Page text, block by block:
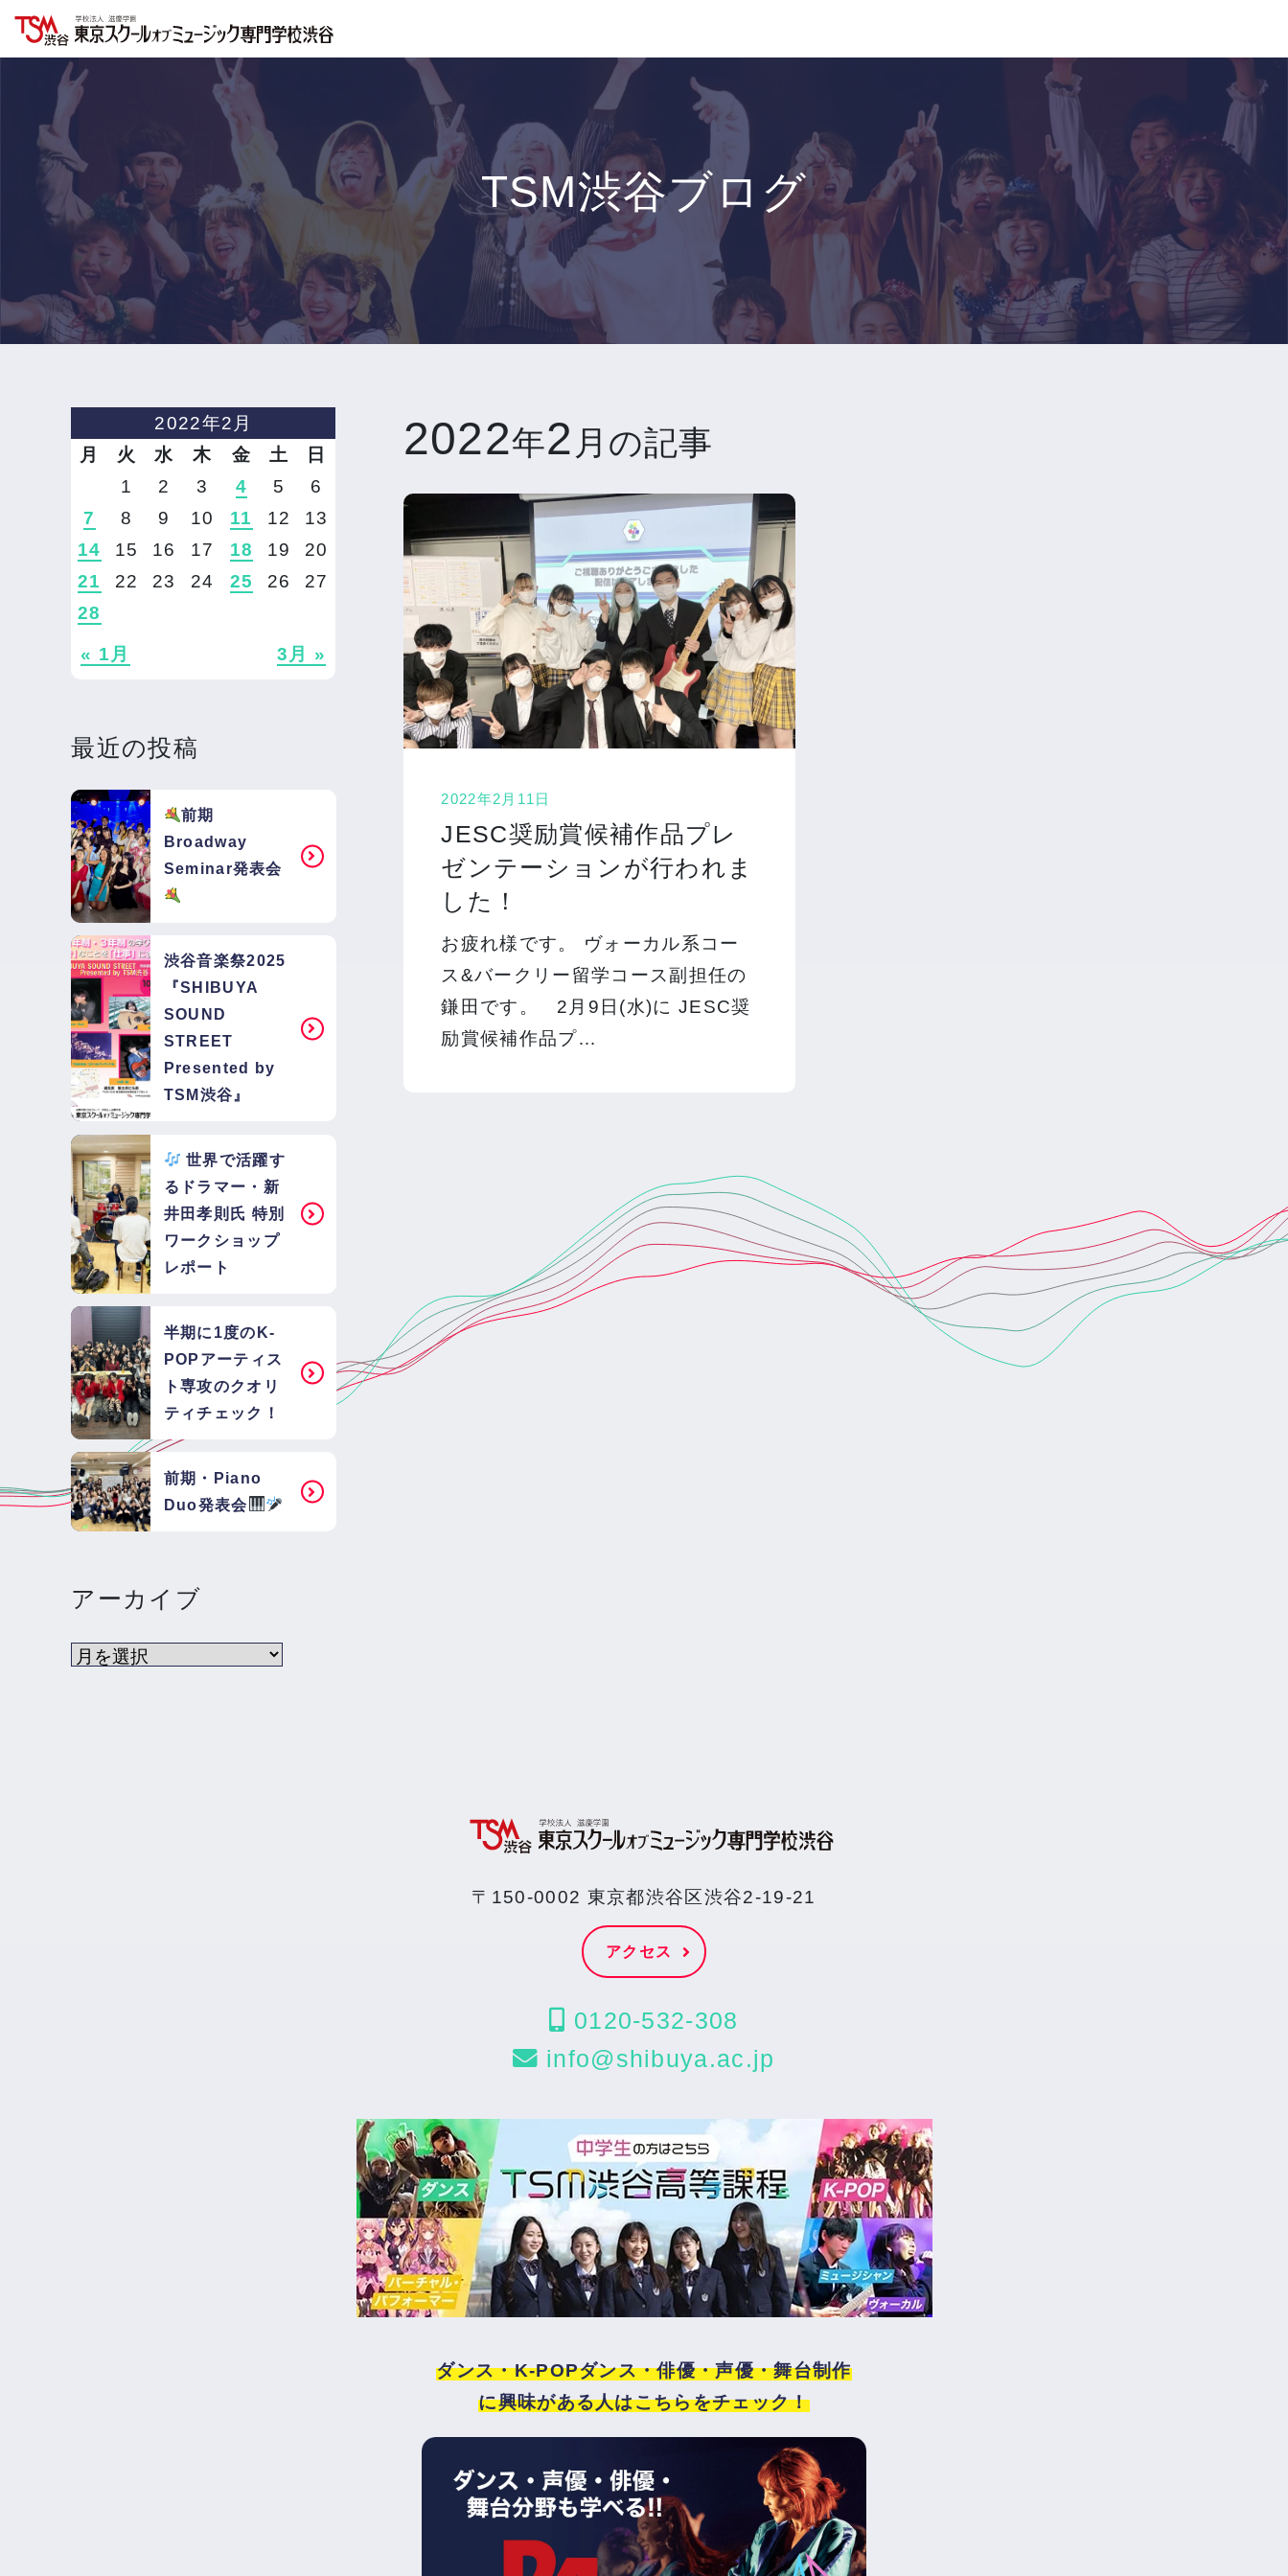
TSM渋谷ブログ
2022年2 月の記事
2022年2月11日
JESC奨励賞候補作品プレ
ゼンテーションが行われま
した！
お疲れ様です。 ヴォーカル系コー
ス&バークリー留学コース副担任の
鎌田です。 2月9日(水)に JESC奨
励賞候補作品プ…
2022年2月
月
火 水 木 金 土 日
« 1月 3月 »
1 2 3 4 5
6
7
8 9 10 11 12
13
14
15 16 17 18 19
20
21
22 23 24 25 26
27
28
最近の投稿
前期
Broadway
Seminar発表会
渋谷音楽祭2025
『SHIBUYA
SOUND
STREET
Presented by
TSM渋谷』
世界で活躍す
るドラマー・新
井田孝則氏 特別
ワークショップ
レポート
半期に1度のK-
POPアーティス
ト専攻のクオリ
ティチェック！
前期・Piano
Duo発表会
アーカイブ
〒150-0002 東京都渋谷区渋谷2-19-21
アクセス
0120-532-308
info@shibuya.ac.jp
ダンス・K-POPダンス・俳優・声優・舞台制作
に興味がある人はこちらをチェック！